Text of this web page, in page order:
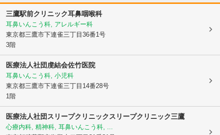
三鷹駅前クリニック耳鼻咽喉科
耳鼻いんこう科, アレルギー科
東京都三鷹市下連雀三丁目36番1号
3階
医療法人社団虔結会佐竹医院
耳鼻いんこう科, 小児科
東京都三鷹市下連雀三丁目14番28号
1階
医療法人社団スリープクリニックスリープクリニック三鷹
心療内科, 精神科, 耳鼻いんこう科, ...